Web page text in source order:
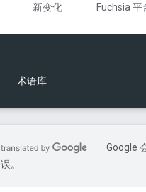
新变化
Fuchsia 平
术语库
Google
误。